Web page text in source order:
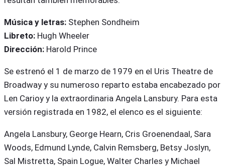
Música y letras: Stephen Sondheim
Libreto: Hugh Wheeler
Dirección: Harold Prince
Se estrenó el 1 de marzo de 1979 en el Uris Theatre de
Broadway y su numeroso reparto estaba encabezado por
Len Carioy y la extraordinaria Angela Lansbury. Para esta
versión registrada en 1982, el elenco es el siguiente:
Angela Lansbury, George Hearn, Cris Groenendaal, Sara
Woods, Edmund Lynde, Calvin Remsberg, Betsy Joslyn,
Sal Mistretta, Spain Logue, Walter Charles y Michael